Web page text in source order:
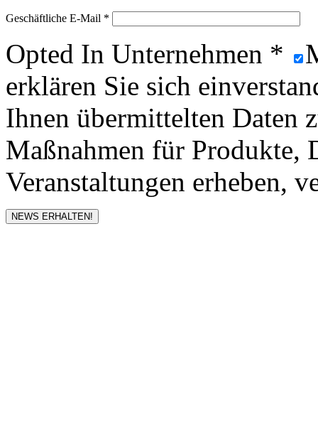
Geschäftliche E-Mail *
Opted In Unternehmen *
erklären Sie sich
Ihnen übermittelten Daten
Maßnahmen für Produkte,
Veranstaltungen erheben,
NEWS ERHALTEN!